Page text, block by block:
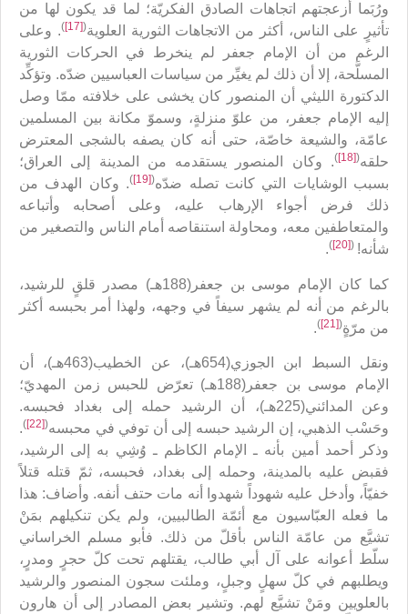
ورُبَما أزعجتهم اتجاهات الصادق الفكريّة؛ لما قد يكون لها من
تأثيرٍ على الناس، أكثر من الاتجاهات الثورية العلوية(
[17]
). وعلى
الرغم من أن الإمام جعفر لم ينخرط في الحركات الثورية
المسلَّحة، إلا أن ذلك لم يغيِّر من سياسات العباسيين ضدّه. وتؤكِّد
الدكتورة الليثي أن المنصور كان يخشى على خلافته ممّا وصل
إليه الإمام جعفر، من علوّ منزلةٍ، وسموّ مكانة بين المسلمين
عامّة، والشيعة خاصّة، حتى أنه كان يصفه بالشجى المعترض
حلقه(
[18]
). وكان المنصور يستقدمه من المدينة إلى العراق؛
بسبب الوشايات التي كانت تصله ضدّه(
[19]
). وكان الهدف من
ذلك فرض أجواء الإرهاب عليه، وعلى أصحابه وأتباعه
والمتعاطفين معه، ومحاولة استنقاصه أمام الناس والتصغير من
شأنه! (
[20]
)
.
كما كان الإمام موسى بن جعفر(188هـ) مصدر قلقٍ للرشيد،
بالرغم من أنه لم يشهر سيفاً في وجهه، ولهذا أمر بحبسه أكثر
من مرّةٍ(
[21]
)
.
ونقل السبط ابن الجوزي(654هـ)، عن الخطيب(463هـ)، أن
الإمام موسى بن جعفر(188هـ) تعرّض للحبس زمن المهديّ؛
وعن المدائني(225هـ)، أن الرشيد حمله إلى بغداد فحبسه.
وحَسْب الذهبي، إن الرشيد حبسه إلى أن توفي في محبسه(
[22]
)
.
وذكر أحمد أمين بأنه ـ الإمام الكاظم ـ وُشِي به إلى الرشيد،
فقبض عليه بالمدينة، وحمله إلى بغداد، فحبسه، ثمّ قتله قتلاً
خفيّاً، وأدخل عليه شهوداً شهدوا أنه مات حتف أنفه. وأضاف: هذا
ما فعله العبّاسيون مع أئمّة الطالبيين، ولم يكن تنكيلهم بمَنْ
تشيَّع من عامّة الناس بأقلّ من ذلك. فأبو مسلم الخراساني
سلّط أعوانه على آل أبي طالب، يقتلهم تحت كلّ حجرٍ ومدرٍ،
ويطلبهم في كلّ سهلٍ وجبلٍ، وملئت سجون المنصور والرشيد
بالعلويين ومَنْ تشيَّع لهم. وتشير بعض المصادر إلى أن هارون